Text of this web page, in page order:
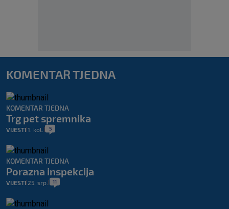
KOMENTAR TJEDNA
KOMENTAR TJEDNA
Trg pet spremnika
VIJESTI 1. kol. 5
KOMENTAR TJEDNA
Porazna inspekcija
VIJESTI 25. srp. 11